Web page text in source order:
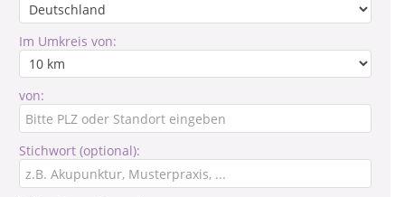
Im Umkreis von:
von:
Stichwort (optional):